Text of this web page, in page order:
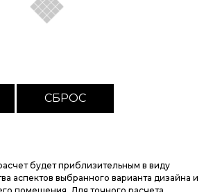
будет приблизительным в виду
аспектов выбранного варианта дизайна и